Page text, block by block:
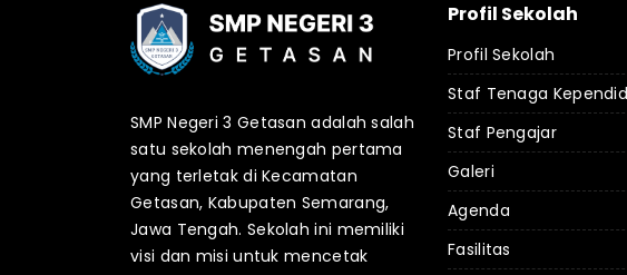
SMP Negeri 3 Getasan adalah salah
satu sekolah menengah pertama
yang terletak di Kecamatan
Getasan, Kabupaten Semarang,
Jawa Tengah. Sekolah ini memiliki
visi dan misi untuk mencetak
Profil Sekolah
Profil Sekolah
Staf Tenaga
Staf Pengajar
Galeri
Agenda
Fasilitas